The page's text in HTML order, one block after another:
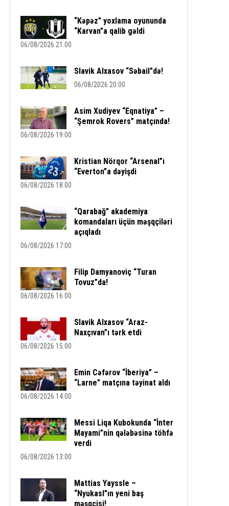
“Kəpəz” yoxlama oyununda
“Karvan”a qalib gəldi
06/08/2026 21:00
Slavik Alxasov “Səbail”də!
06/08/2026 20:00
Asim Xudiyev “Eqnatiya” –
“Şemrok Rovers” matçında!
06/08/2026 19:00
Kristian Nörqor “Arsenal”ı
“Everton”a dəyişdi
06/08/2026 18:00
“Qarabağ” akademiya
komandaları üçün məşqçiləri
açıqladı
06/08/2026 17:00
Filip Damyanoviç “Turan
Tovuz”da!
06/08/2026 16:00
Slavik Alxasov “Araz-
Naxçıvan”ı tərk etdi
06/08/2026 15:00
Emin Cəfərov “İberiya” –
“Larne” matçına təyinat aldı
06/08/2026 14:00
Messi Liqa Kubokunda “İnter
Mayami”nin qələbəsinə töhfə
verdi
06/08/2026 13:00
Mattias Yayssle –
“Nyukasl”ın yeni baş
məşqçisi!